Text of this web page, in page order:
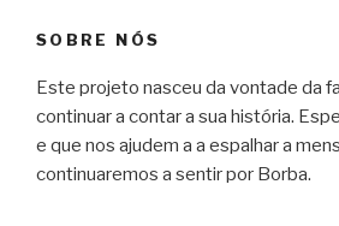
SOBRE NÓS
Este projeto nasceu da vontade da
continuar a contar a sua história.
e que nos ajudem a a espalhar a
continuaremos a sentir por Borba.